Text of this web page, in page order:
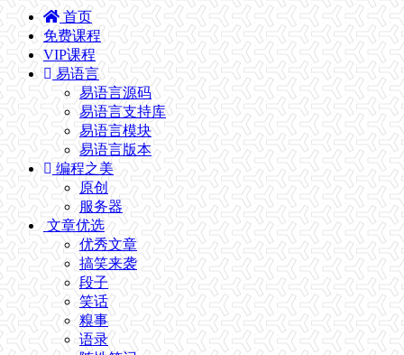
首页
免费课程
VIP课程
易语言
易语言源码
易语言支持库
易语言模块
易语言版本
编程之美
原创
服务器
文章优选
优秀文章
搞笑来袭
段子
笑话
糗事
语录